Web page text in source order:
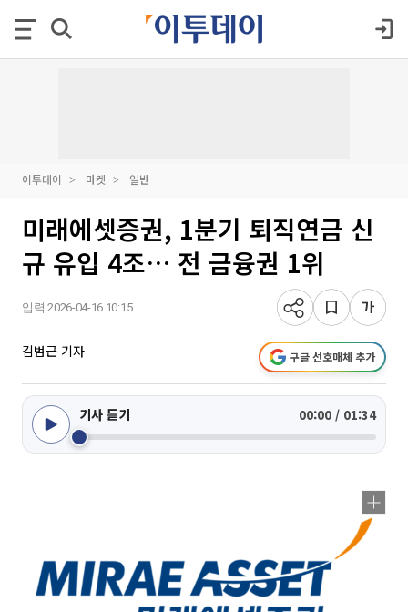
이투데이 마켓 일반
미래에셋증권, 1분기 퇴직연금 신
규 유입 4조… 전 금융권 1위
입력 2026-04-16 10:15
김범근 기자 구글 선호매체 추가
기사 듣기 00:00 / 01:34